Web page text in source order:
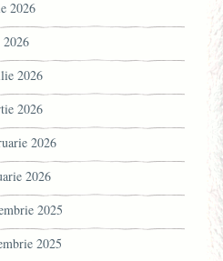
2026
2026
2026
2026
2026
2025
2025